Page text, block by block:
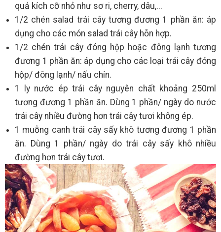
quả kích cỡ nhỏ như sơ ri, cherry, dâu,...
1/2 chén salad trái cây tương đương 1 phần ăn: áp
dụng cho các món salad trái cây hỗn hợp.
1/2 chén trái cây đóng hộp hoặc đông lạnh tương
đương 1 phần ăn: áp dụng cho các loại trái cây đóng
hộp/ đông lạnh/ nấu chín.
1 ly nước ép trái cây nguyên chất khoảng 250ml
tương đương 1 phần ăn. Dùng 1 phần/ ngày do nước
trái cây nhiều đường hơn trái cây tươi không ép.
1 muỗng canh trái cây sấy khô tương đương 1 phần
ăn. Dùng 1 phần/ ngày do trái cây sấy khô nhiều
đường hơn trái cây tươi.